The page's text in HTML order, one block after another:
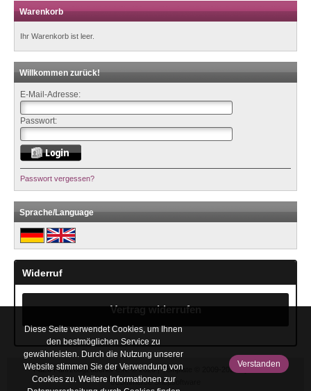
Warenkorb
Ihr Warenkorb ist leer.
Willkommen zurück!
E-Mail-Adresse:
Passwort:
Passwort vergessen?
Sprache/Language
Widerruf
Vertrag widerrufen
FaZu Fahrzeugzubehör e.K. © 2026 | Template © 2009-2026 by
eCommerce Shopsoftware
Diese Seite verwendet Cookies, um Ihnen
den bestmöglichen Service zu
gewährleisten. Durch die Nutzung unserer
Website stimmen Sie der Verwendung von
Cookies zu. Weitere Informationen zur
Verstanden